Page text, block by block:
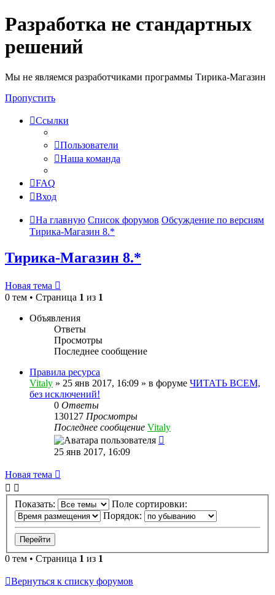
Разработка не стандартных
решений
Мы не являемся разработчиками программы Тирика-Магазин
Пропустить
Ссылки
Пользователи
Наша команда
FAQ
Вход
На главную Список форумов Обсуждение по версиям
Тирика-Магазин 8.*
Тирика-Магазин 8.*
Новая тема
0 тем • Страница 1 из 1
Объявления
Ответы
Просмотры
Последнее сообщение
Правила ресурса
Vitaly » 25 янв 2017, 16:09 » в форуме ЧИТАТЬ ВСЕМ,
без исключений!
0 Ответы
130127 Просмотры
Последнее сообщение Vitaly
25 янв 2017, 16:09
Новая тема
Показать:
Поле сортировки:
Порядок:
0 тем • Страница 1 из 1
Вернуться к списку форумов